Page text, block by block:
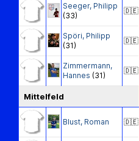
Seeger, Philipp
(33)
🇩🇪
Spöri, Philipp
(31)
🇩🇪
Zimmermann,
Hannes (31)
🇩🇪
Mittelfeld
Blust, Roman 🇩🇪